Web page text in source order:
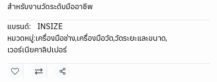
สำหรับงานวัดระดับมืออาชีพ
แบรนด์:
INSIZE
หมวดหมู่:เครื่องมือช่าง,เครื่องมือวัด,วัดระยะและขนาด,
เวอร์เนียคาลิปเปอร์
แชร์